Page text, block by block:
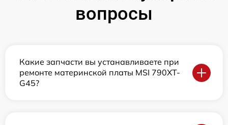
вопросы
Какие запчасти вы устанавливаете при
ремонте материнской платы MSI 790XT-
G45?